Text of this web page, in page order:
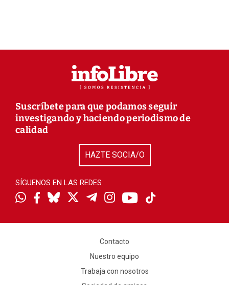
Suscríbete para que podamos seguir
investigando y haciendo periodismo de
calidad
HAZTE SOCIA/O
SÍGUENOS EN LAS REDES
Contacto
Nuestro equipo
Trabaja con nosotros